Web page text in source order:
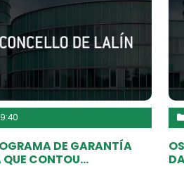
DE GARANTÍA
CONTOU...